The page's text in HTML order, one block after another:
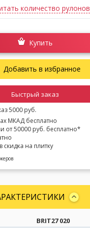
количество рулонов
Купить
Добавить в избранное
Быстрый заказ
5000 руб.
МКАД бесплатно
от 50000 руб. бесплатно*
скидка на плитку
BRIT27 020